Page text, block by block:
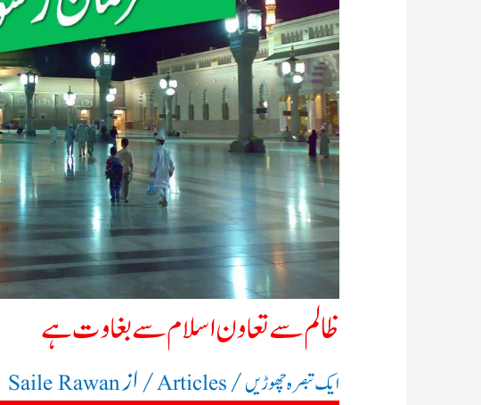
ظالم سے تعاون اسلام سے بغاوت ہے
ایک تبصرہ چھوڑیں/
Articles/ ازSaile Rawan